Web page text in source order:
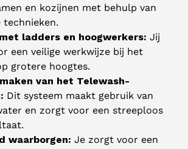
en kozijnen met behulp van
technieken.
ladders en hoogwerkers: Jij
een veilige werkwijze bij het
grotere hoogtes.
van het Telewash-
Dit systeem maakt gebruik van
en zorgt voor een streeploos
waarborgen: Je zorgt voor een